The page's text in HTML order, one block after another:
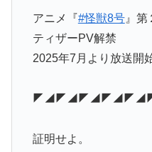
アニメ『#怪獣8号』第
ティザーPV解禁
2025年7月より放送開
証明せよ。